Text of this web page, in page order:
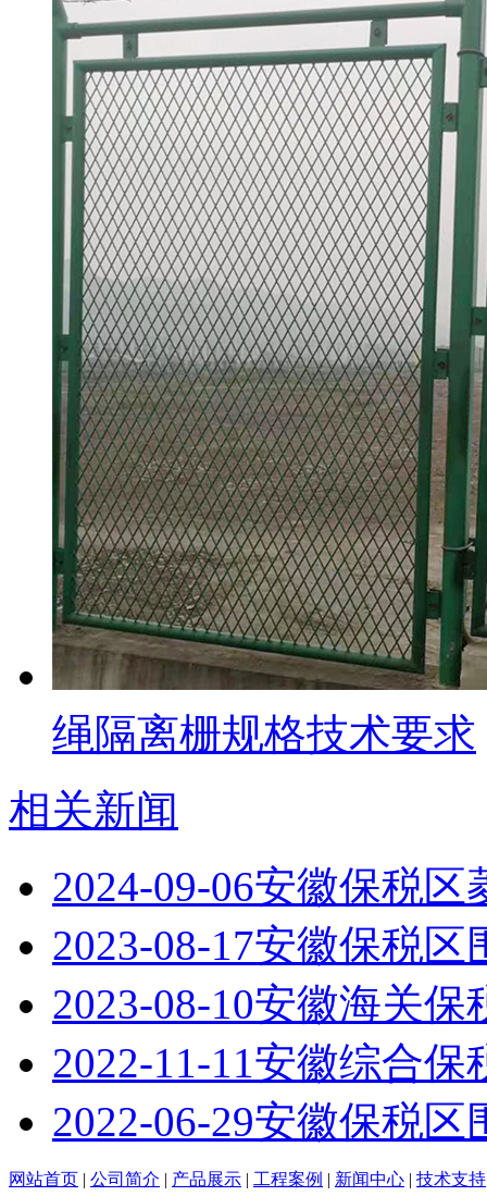
绳隔离栅规格技术要求
相关新闻
2024-09-06安徽保税区
2023-08-17安徽保税区
2023-08-10安徽海关保
2022-11-11安徽综合保
2022-06-29安徽保税区
网站首页 | 公司简介 | 产品展示 | 工程案例 | 新闻中心 | 技术支持